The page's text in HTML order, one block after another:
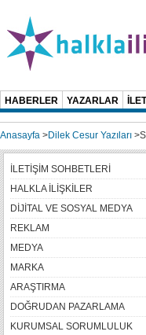
HABERLER YAZARLAR
Anasayfa >Dilek Cesur Yazıları >
İLETİŞİM SOHBETLERİ
HALKLA İLİŞKİLER
DİJİTAL VE SOSYAL MEDYA
REKLAM
MEDYA
MARKA
ARAŞTIRMA
DOĞRUDAN PAZARLAMA
KURUMSAL SORUMLULUK